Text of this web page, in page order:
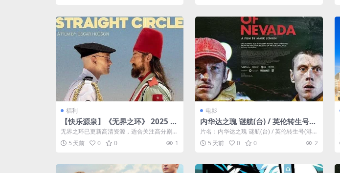
福利
【快乐源泉】《无界之环》 2025 夸
克网盘资源 高清
无界之环已更新高清资源，适合关注高分剧的
用户，支持夸克网盘保存，资源入口持续维
护...5 天前 0 0 1
电影
内华达之瑰 谜航(台) / 英伦转生号
(港) / 内华达玫瑰
片名：内华达之瑰 谜航(台) / 英伦转生号(港) /
内华达玫瑰 分类：电影 ...
5 天前 0 0 2